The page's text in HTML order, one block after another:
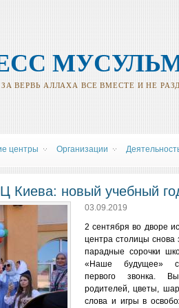
ВЕРВЬ АЛЛАХА ВСЕ ВМЕСТЕ И НЕ
центры Oрганизации
Киева: новый учебный
03.09.2019
2 сентября во дворе
центра столицы снова
парадные сорочки
«Наше будущее»
первого звонка.
родителей, цветы,
слова и игры в